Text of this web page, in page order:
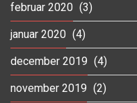
februar 2020 (3)
januar 2020 (4)
december 2019 (4)
november 2019 (2)